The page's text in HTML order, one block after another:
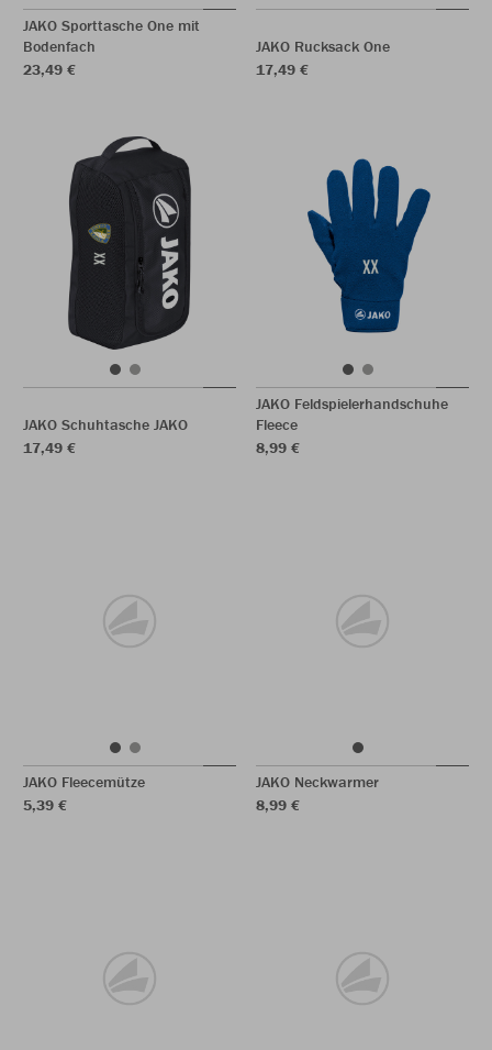
JAKO Sporttasche One mit
Bodenfach
23,49 €
JAKO Rucksack One
17,49 €
JAKO Schuhtasche JAKO
17,49 €
JAKO Feldspielerhandschuhe
Fleece
8,99 €
JAKO Fleecemütze
5,39 €
JAKO Neckwarmer
8,99 €